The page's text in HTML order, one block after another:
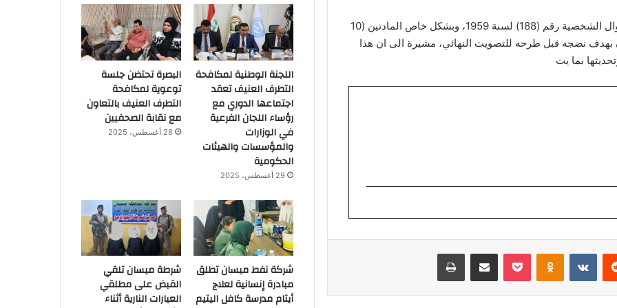
وبين الساعدي ان”اللجنة أيضًا مقترح تعديل قانون الأحوال الشخصية رقم (188) لسنة 1959، وبشكل خاص المادتين (10
بهدف نضجه قبل طرحه للتصويت النهائي، مشيرة الى ان هذا
بما يت
Odnoklassniki
‫Pocket مشاركة عبر البريد طباعة
اللجنة الوطنية لمكافحة
التطرف العنيف تعقد
اجتماعها الدوري مع
رؤساء اللجان الفرعية
في الوزارات
والمؤسسات والهيئات
الحكومية
29 أغسطس، 2025
البصرة تحتضن جلسة
توعوية لمكافحة
التطرف العنيف بالتعاون
مع نقابة الصحفيين
28 أغسطس، 2025
شركة نفط ميسان تطلق
مبادرة إنسانية لعلاج
أيتام مدرسة كافل اليتيم
شرطة ميسان تلقي
القبض على مطلقي
العيارات النارية أثناء